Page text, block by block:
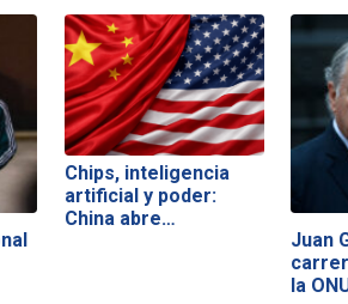
Chips, inteligencia
artificial y poder:
China abre…
Juan
la